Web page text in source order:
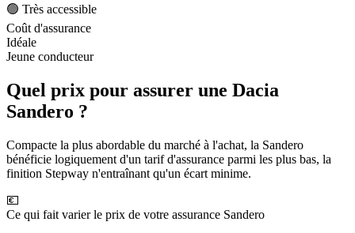
🟢 Très accessible
Coût d'assurance
Idéale
Jeune conducteur
Quel prix pour assurer une Dacia
Sandero ?
Compacte la plus abordable du marché à l'achat, la Sandero
bénéficie logiquement d'un tarif d'assurance parmi les plus bas, la
finition Stepway n'entraînant qu'un écart minime.
💶
Ce qui fait varier le prix de votre assurance Sandero